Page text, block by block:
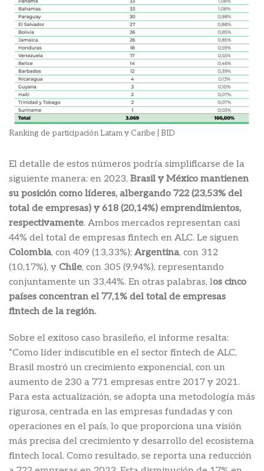
Ranking de participación Latam y Caribe | BID
El detalle de estos números podría simplificarse de la
siguiente manera: en 2023, Brasil y México mantienen
su posición como líderes, albergando 722 (23,53% del
total de empresas) y 618 (20,14%) emprendimientos,
respectivamente. Ambos mercados representan casi
44% del total de empresas fintech en ALC. Le siguen
Colombia, con 409 (13,33%); Argentina, con 312
(10,17%), y Chile, con 305 (9,94%), representando
conjuntamente un 33,44%. En otras palabras, los cinco
países concentran el 77,1% del total de empresas
fintech de la región.
Sobre el exitoso caso brasileño, el informe resalta:
“Como líder indiscutible en el sector fintech de ALC,
Brasil mostró un crecimiento exponencial, con un
aumento de 230 a 771 empresas entre 2017 y 2021.
Para esta actualización, se adopta una metodología más
rigurosa, centrada en las empresas fundadas y con
operaciones en el país, lo que proporciona una visión
más precisa del crecimiento y desarrollo del ecosistema
fintech local. Como resultado, se reporta una reducción